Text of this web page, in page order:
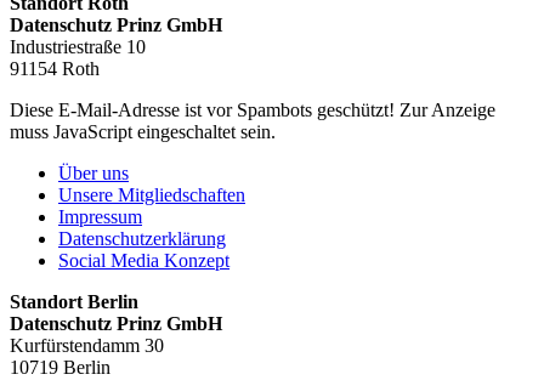
Datenschutz Prinz GmbH
Industriestraße 10
91154 Roth
Diese E-Mail-Adresse ist vor Spambots geschützt! Zur Anzeige
muss JavaScript eingeschaltet sein.
Über uns
Unsere Mitgliedschaften
Impressum
Datenschutzerklärung
Social Media Konzept
Standort Berlin
Datenschutz Prinz GmbH
Kurfürstendamm 30
10719 Berlin